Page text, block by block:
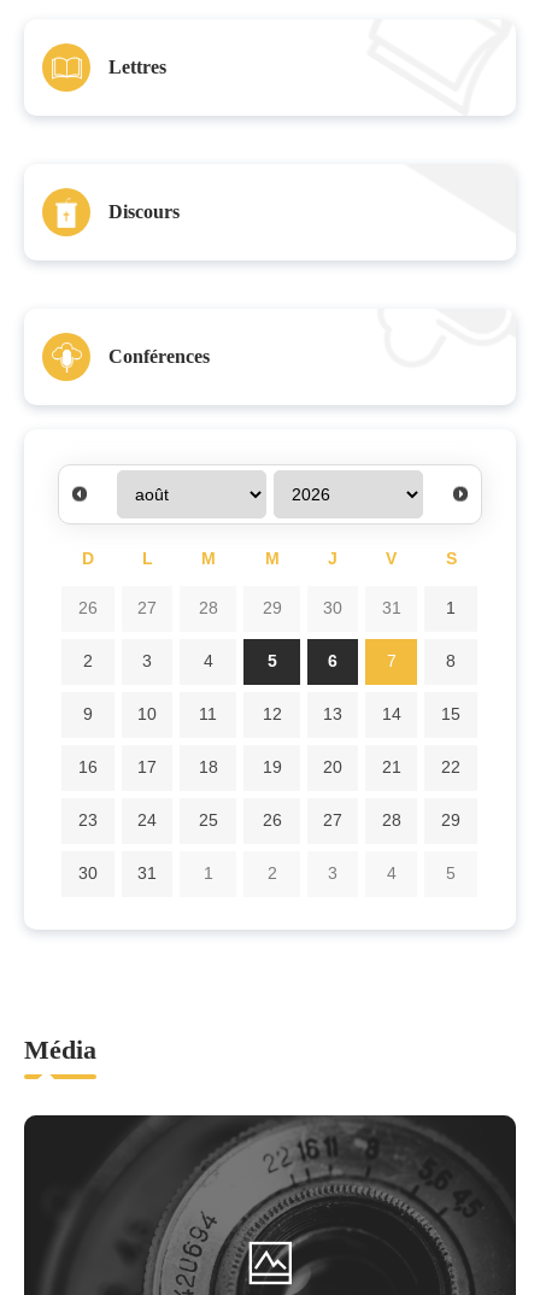
Lettres
Discours
Conférences
D L M M J V
S
26
27 28 29 30 31
1
2
3 4 5 6 7
8
9
10 11 12 13 14
15
16
17 18 19 20 21
22
23
24 25 26 27 28
29
30
31 1 2 3 4 5
Média